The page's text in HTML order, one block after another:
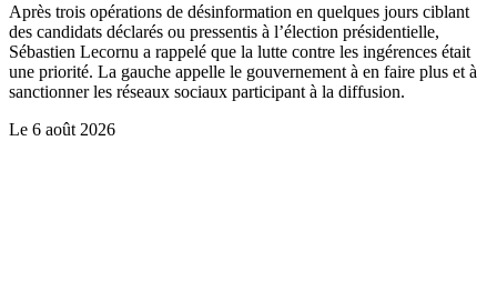
Après trois opérations de désinformation en quelques jours ciblant
des candidats déclarés ou pressentis à l’élection présidentielle,
Sébastien Lecornu a rappelé que la lutte contre les ingérences était
une priorité. La gauche appelle le gouvernement à en faire plus et à
sanctionner les réseaux sociaux participant à la diffusion.
Le 6 août 2026